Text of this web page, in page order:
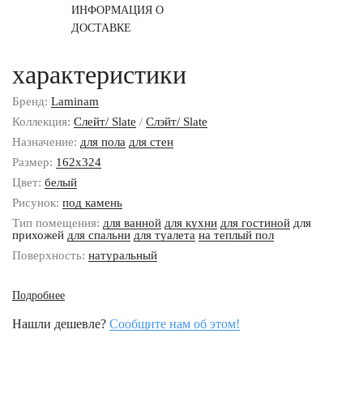
ИНФОРМАЦИЯ О
ДОСТАВКЕ
характеристики
Бренд: Laminam
Коллекция: Слейт/ Slate / Слэйт/ Slate
Назначение: для пола для стен
Размер: 162x324
Цвет: белый
Рисунок: под камень
Тип помещения: для ванной для кухни для гостиной для
прихожей для спальни для туалета на теплый пол
Поверхность: натуральный
Подробнее
Нашли дешевле? Сообщите нам об этом!